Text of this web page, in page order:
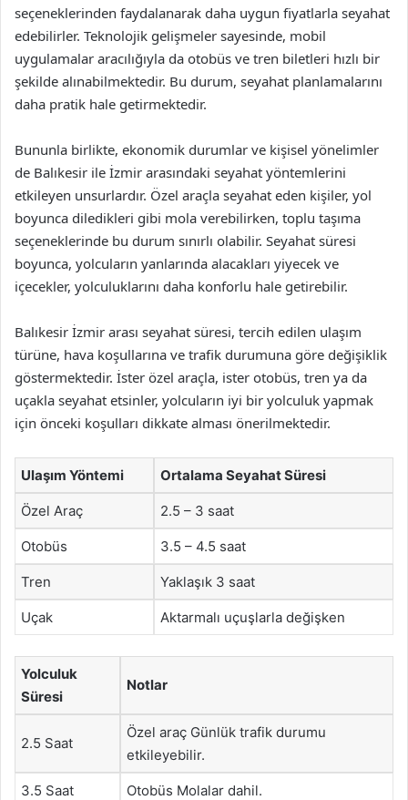
seçeneklerinden faydalanarak daha uygun fiyatlarla seyahat
edebilirler. Teknolojik gelişmeler sayesinde, mobil
uygulamalar aracılığıyla da otobüs ve tren biletleri hızlı bir
şekilde alınabilmektedir. Bu durum, seyahat planlamalarını
daha pratik hale getirmektedir.
Bununla birlikte, ekonomik durumlar ve kişisel yönelimler
de Balıkesir ile İzmir arasındaki seyahat yöntemlerini
etkileyen unsurlardır. Özel araçla seyahat eden kişiler, yol
boyunca diledikleri gibi mola verebilirken, toplu taşıma
seçeneklerinde bu durum sınırlı olabilir. Seyahat süresi
boyunca, yolcuların yanlarında alacakları yiyecek ve
içecekler, yolculuklarını daha konforlu hale getirebilir.
Balıkesir İzmir arası seyahat süresi, tercih edilen ulaşım
türüne, hava koşullarına ve trafik durumuna göre değişiklik
göstermektedir. İster özel araçla, ister otobüs, tren ya da
uçakla seyahat etsinler, yolcuların iyi bir yolculuk yapmak
için önceki koşulları dikkate alması önerilmektedir.
Ulaşım Yöntemi Ortalama Seyahat Süresi
Özel Araç 2.5 – 3 saat
Otobüs 3.5 – 4.5 saat
Tren Yaklaşık 3 saat
Uçak Aktarmalı uçuşlarla değişken
Yolculuk
Süresi
Notlar
2.5 Saat
Özel araç Günlük trafik durumu
etkileyebilir.
3.5 Saat Otobüs Molalar dahil.